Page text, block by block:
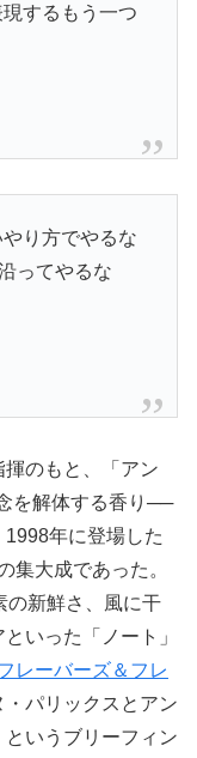
するもう一つ
り方でやるな
ってやるな
のもと、「アン
を解体する香り──
年に登場した
集大成であった。
の新鮮さ、風に干
いった「ノート」
レーバーズ＆フレ
パリックスとアン
いうブリーフィン